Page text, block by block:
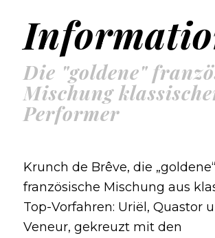
Die "goldene"
Mischung
Performer
Krunch de Brêve, die „goldene“
französische Mischung aus
Top-Vorfahren: Uriël, Quastor
Veneur, gekreuzt mit den